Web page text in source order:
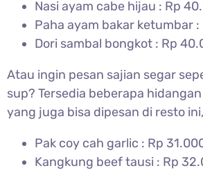
Nasi ayam cabe hijau : Rp
Paha ayam bakar ketumbar :
Dori sambal bongkot : Rp
Atau ingin pesan sajian segar
sup? Tersedia beberapa
yang juga bisa dipesan di resto
Pak coy cah garlic : Rp
Kangkung beef tausi : Rp